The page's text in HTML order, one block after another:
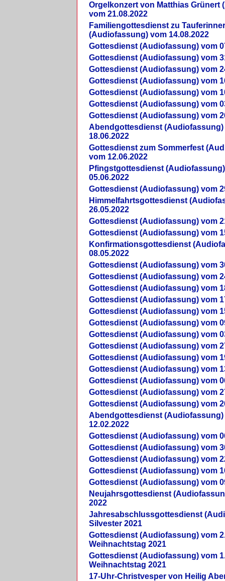
Orgelkonzert von Matthias Grünert
vom 21.08.2022
Familiengottesdienst zu
(Audiofassung) vom 14.08.2022
Gottesdienst (Audiofassung) vom
Gottesdienst (Audiofassung) vom
Gottesdienst (Audiofassung) vom
Gottesdienst (Audiofassung) vom
Gottesdienst (Audiofassung) vom
Gottesdienst (Audiofassung) vom
Gottesdienst (Audiofassung) vom
Abendgottesdienst (Audiofassung)
18.06.2022
Gottesdienst zum Sommerfest
vom 12.06.2022
Pfingstgottesdienst
05.06.2022
Gottesdienst (Audiofassung) vom
Himmelfahrtsgottesdienst
26.05.2022
Gottesdienst (Audiofassung) vom
Gottesdienst (Audiofassung) vom
Konfirmationsgottesdienst
08.05.2022
Gottesdienst (Audiofassung) vom
Gottesdienst (Audiofassung) vom
Gottesdienst (Audiofassung) vom
Gottesdienst (Audiofassung) vom
Gottesdienst (Audiofassung) vom
Gottesdienst (Audiofassung) vom
Gottesdienst (Audiofassung) vom
Gottesdienst (Audiofassung) vom
Gottesdienst (Audiofassung) vom
Gottesdienst (Audiofassung) vom
Gottesdienst (Audiofassung) vom
Gottesdienst (Audiofassung) vom
Gottesdienst (Audiofassung) vom
Abendgottesdienst (Audiofassung)
12.02.2022
Gottesdienst (Audiofassung) vom
Gottesdienst (Audiofassung) vom
Gottesdienst (Audiofassung) vom
Gottesdienst (Audiofassung) vom
Gottesdienst (Audiofassung) vom
Neujahrsgottesdienst
2022
Jahresabschlussgottesdienst
Silvester 2021
Gottesdienst (Audiofassung) vom
Weihnachtstag 2021
Gottesdienst (Audiofassung) vom
Weihnachtstag 2021
17-Uhr-Christvesper von Heilig